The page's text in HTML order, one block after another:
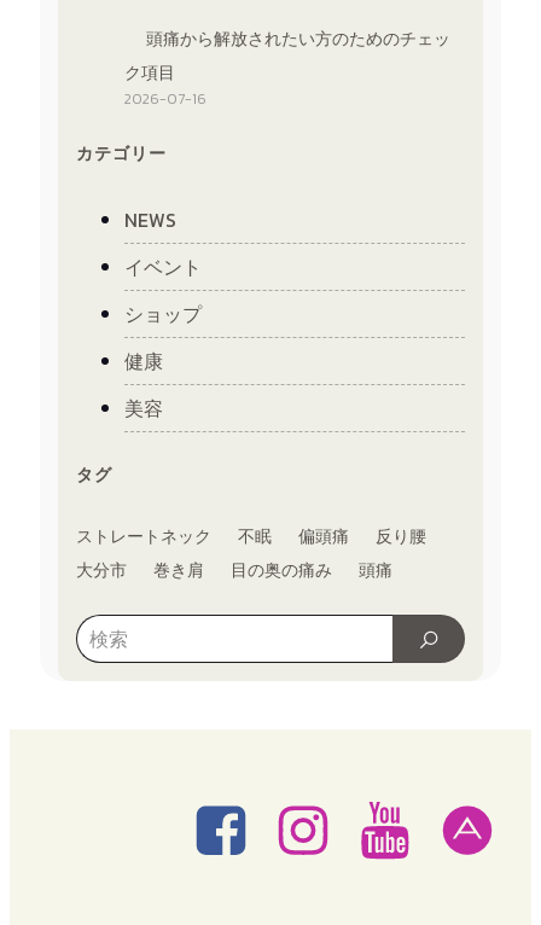
頭痛から解放されたい方のためのチェッ
ク項目
2026-07-16
カテゴリー
NEWS
イベント
ショップ
健康
美容
タグ
ストレートネック 不眠 偏頭痛
反り腰
大分市
巻き肩 目の奥の痛み 頭痛